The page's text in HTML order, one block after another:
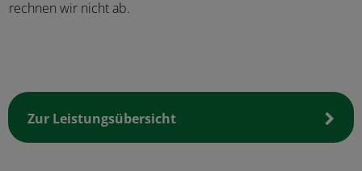
rechnen wir nicht ab.
Zur Leistungsübersicht